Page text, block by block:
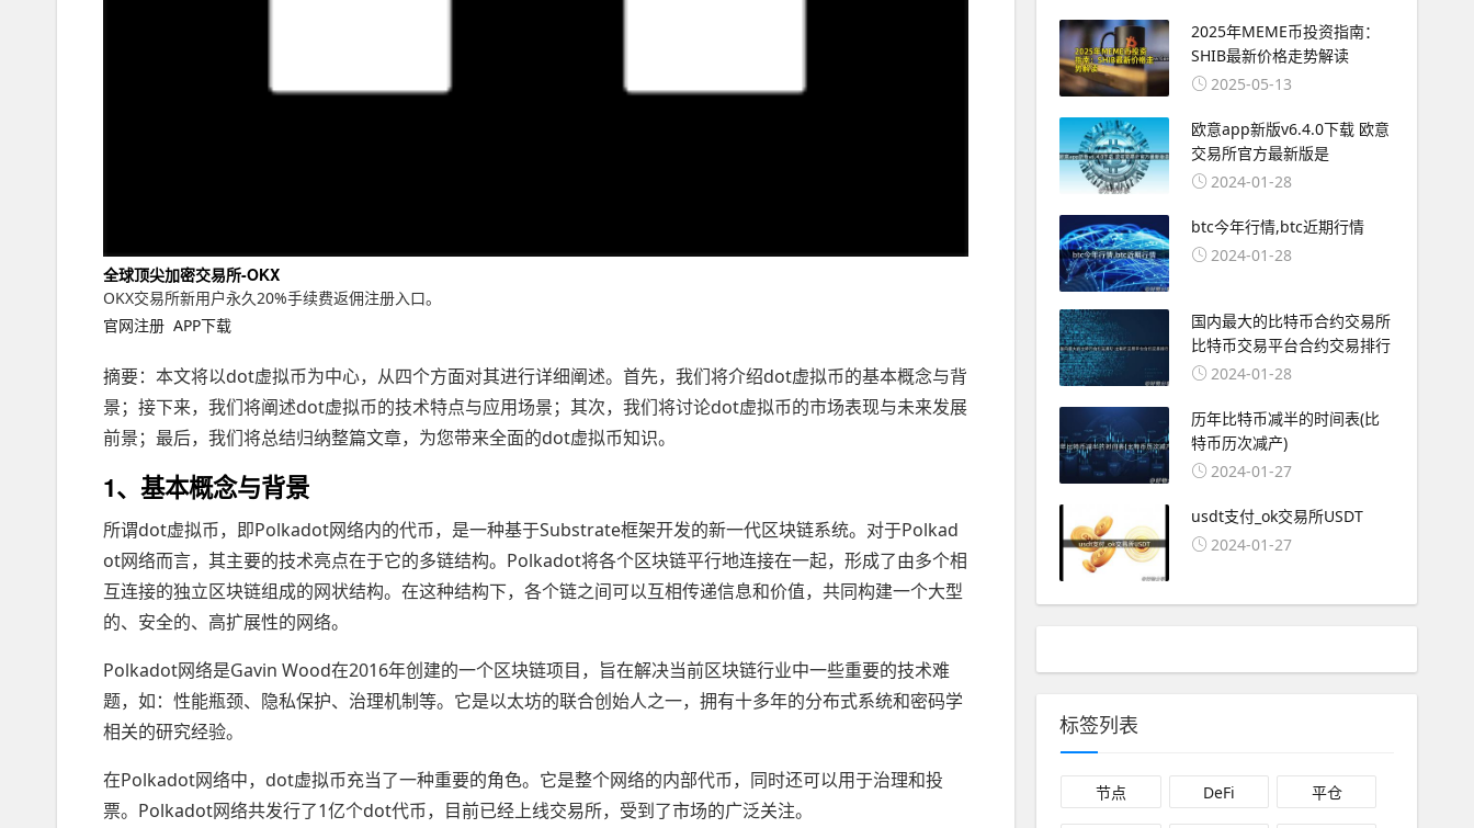
全球顶尖加密交易所-OKX
OKX交易所新用户永久20%手续费返佣注册入口。
官网注册 APP下载
摘要：本文将以dot虚拟币为中心，从四个方面对其进行详细阐述。首先，我们将介绍dot虚拟币的基本概念与背
景；接下来，我们将阐述dot虚拟币的技术特点与应用场景；其次，我们将讨论dot虚拟币的市场表现与未来发展
前景；最后，我们将总结归纳整篇文章，为您带来全面的dot虚拟币知识。
1、基本概念与背景
所谓dot虚拟币，即Polkadot网络内的代币，是一种基于Substrate框架开发的新一代区块链系统。对于Polkad
ot网络而言，其主要的技术亮点在于它的多链结构。Polkadot将各个区块链平行地连接在一起，形成了由多个相
互连接的独立区块链组成的网状结构。在这种结构下，各个链之间可以互相传递信息和价值，共同构建一个大型
的、安全的、高扩展性的网络。
Polkadot网络是Gavin Wood在2016年创建的一个区块链项目，旨在解决当前区块链行业中一些重要的技术难
题，如：性能瓶颈、隐私保护、治理机制等。它是以太坊的联合创始人之一，拥有十多年的分布式系统和密码学
相关的研究经验。
在Polkadot网络中，dot虚拟币充当了一种重要的角色。它是整个网络的内部代币，同时还可以用于治理和投
票。Polkadot网络共发行了1亿个dot代币，目前已经上线交易所，受到了市场的广泛关注。
2025年MEME币投资指南：
SHIB最新价格走势解读
2025-05-13
欧意app新版v6.4.0下载 欧意
交易所官方最新版是
2024-01-28
btc今年行情,btc近期行情
2024-01-28
国内最大的比特币合约交易所
比特币交易平台合约交易排行
2024-01-28
历年比特币减半的时间表(比
特币历次减产)
2024-01-27
usdt支付_ok交易所USDT
2024-01-27
标签列表
节点 DeFi 平仓